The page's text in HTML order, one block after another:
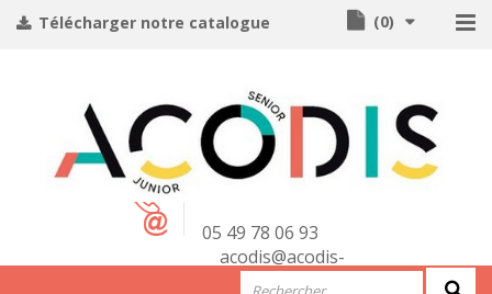
Télécharger notre catalogue (0)
05 49 78 06 93
acodis@acodis-
seniors.com